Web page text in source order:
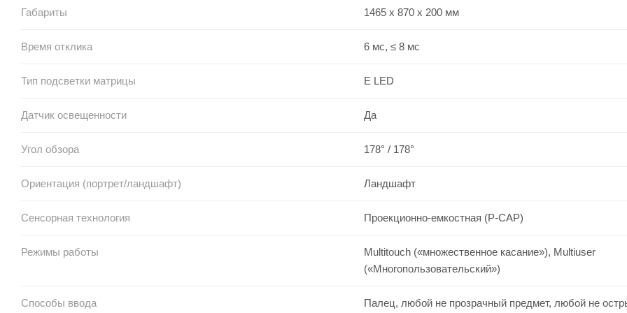
Габариты 1465 x 870 x 200 мм
Время отклика 6 мс, ≤ 8 мс
Тип подсветки матрицы E LED
Датчик освещенности Да
Угол обзора 178° / 178°
Ориентация (портрет/ландшафт) Ландшафт
Сенсорная технология Проекционно-емкостная (P-CAP)
Режимы работы
Multitouch («множественное касание»), Multiuser
(«Многопользовательский»)
Способы ввода Палец, любой не прозрачный предмет, любой не